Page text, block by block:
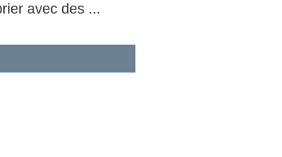
avec des ...